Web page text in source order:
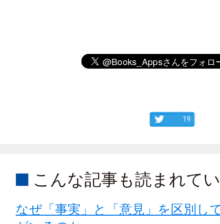
19
こんな記事も読まれて
なぜ「事実」と「意見」を区別し